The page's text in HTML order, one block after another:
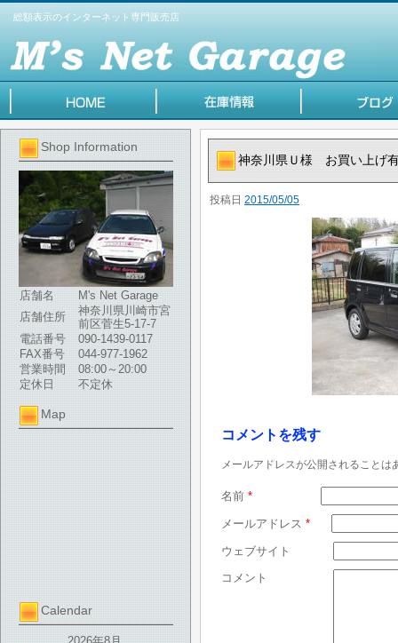
総額表示のインターネット専門販売店
Shop Information
店舗名
M's Net Garage
店舗住所
神奈川県川崎市宮
前区菅生5-17-7
電話番号
090-1439-0117
FAX番号
044-977-1962
営業時間
08:00～20:00
定休日
不定休
Map
Calendar
神奈川県Ｕ様 お買い上げ
投稿日 2015/05/05
コメントを残す
メールアドレスが公開されることは
名前 *
メールアドレス *
ウェブサイト
コメント